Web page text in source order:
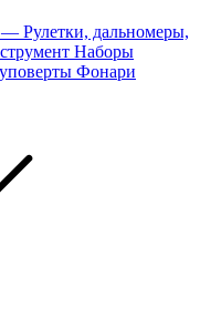
Рулетки, дальномеры,
Наборы
Фонари